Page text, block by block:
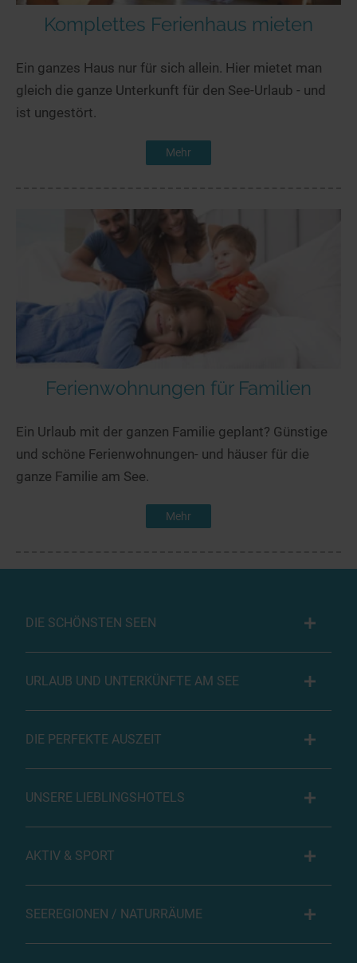
Komplettes Ferienhaus mieten
Ein ganzes Haus nur für sich allein. Hier mietet man
gleich die ganze Unterkunft für den See-Urlaub - und
ist ungestört.
Mehr
Ferienwohnungen für Familien
Ein Urlaub mit der ganzen Familie geplant? Günstige
und schöne Ferienwohnungen- und häuser für die
ganze Familie am See.
Mehr
DIE SCHÖNSTEN SEEN
URLAUB UND UNTERKÜNFTE AM SEE
DIE PERFEKTE AUSZEIT
UNSERE LIEBLINGSHOTELS
AKTIV & SPORT
SEEREGIONEN / NATURRÄUME